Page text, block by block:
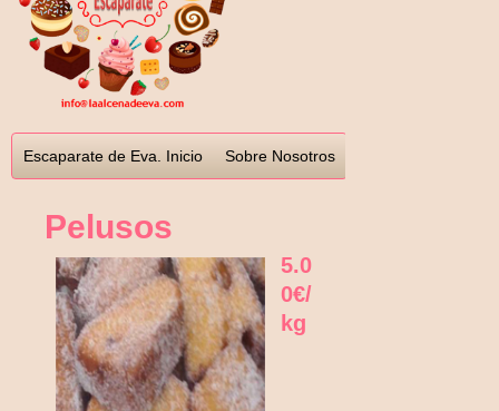
Escaparate de Eva. Inicio Sobre Nosotros
Intolerantes
Nuestro sitio web
Pelusos
5.0
0€/
kg